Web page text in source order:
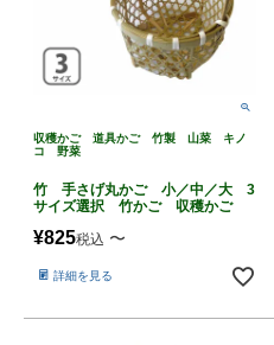
収穫かご 道具かご 竹製 山菜 キノ
コ 野菜
竹 手さげ丸かご 小／中／大 3
サイズ選択 竹かご 収穫かご
¥825税込 〜
詳細を見る